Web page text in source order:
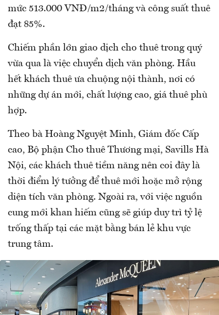
mức 513.000 VNĐ/m2/tháng và công suất thuê
đạt 85%.
Chiếm phần lớn giao dịch cho thuê trong quý
vừa qua là việc chuyển dịch văn phòng. Hầu
hết khách thuê ưa chuộng nội thành, nơi có
những dự án mới, chất lượng cao, giá thuê phù
hợp.
Theo bà Hoàng Nguyệt Minh, Giám đốc Cấp
cao, Bộ phận Cho thuê Thương mại, Savills Hà
Nội, các khách thuê tiềm năng nên coi đây là
thời điểm lý tưởng để thuê mới hoặc mở rộng
diện tích văn phòng. Ngoài ra, với việc nguồn
cung mới khan hiếm cũng sẽ giúp duy trì tỷ lệ
trống thấp tại các mặt bằng bán lẻ khu vực
trung tâm.